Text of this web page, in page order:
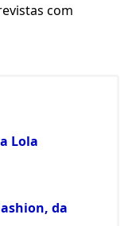
com
Lola
da